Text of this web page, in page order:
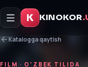
K KINOKOR
Katalogga qaytish
FILM · O‘ZBEK TILIDA